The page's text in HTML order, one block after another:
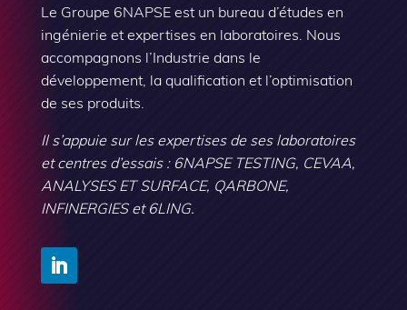
Le Groupe 6NAPSE est un bureau d’études en
ingénierie et expertises en laboratoires. Nous
accompagnons l’Industrie dans le
développement, la qualification et l’optimisation
de ses produits.
Il s’appuie sur les expertises de ses laboratoires
et centres d’essais : 6NAPSE TESTING, CEVAA,
ANALYSES ET SURFACE, QARBONE,
INFINERGIES et 6LING.